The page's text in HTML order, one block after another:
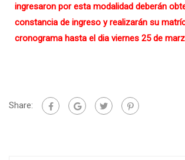
ingresaron por esta modalidad deberán
constancia de ingreso y realizarán su
cronograma hasta el dia viernes 25 de
Share: